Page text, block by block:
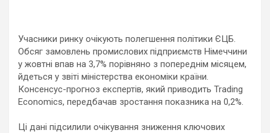
Учасники ринку очікують полегшення політики ЄЦБ.
Обсяг замовлень промислових підприємств Німеччини
у жовтні впав на 3,7% порівняно з попереднім місяцем,
йдеться у звіті міністерства економіки країни.
Консенсус-прогноз експертів, який приводить Trading
Economics, передбачав зростання показника на 0,2%.
Ці дані підсилили очікування зниження ключових